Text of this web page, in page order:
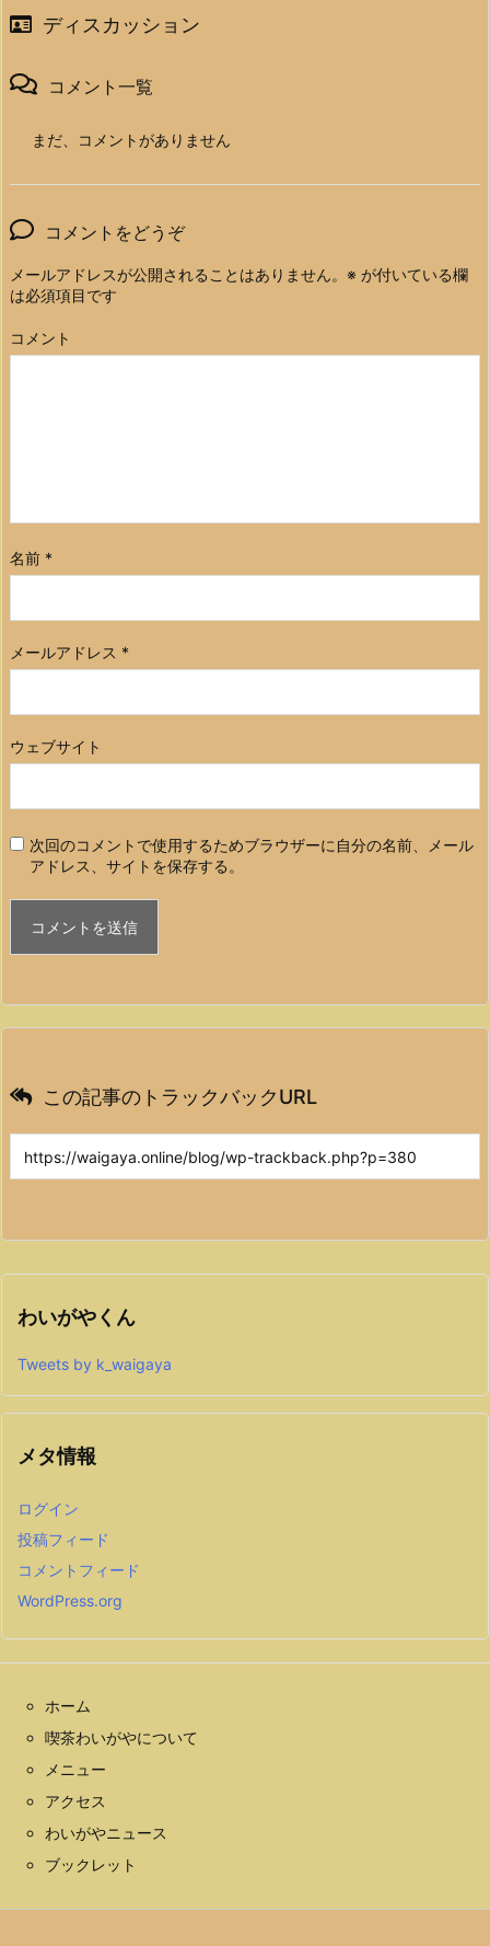
ディスカッション
コメント一覧
まだ、コメントがありません
コメントをどうぞ
メールアドレスが公開されることはありません。 ※ が付いている欄
は必須項目です
コメント
名前 *
メールアドレス *
ウェブサイト
次回のコメントで使用するためブラウザーに自分の名前、メール
アドレス、サイトを保存する。
この記事のトラックバックURL
わいがやくん
Tweets by k_waigaya
メタ情報
ログイン
投稿フィード
コメントフィード
WordPress.org
ホーム
喫茶わいがやについて
メニュー
アクセス
わいがやニュース
ブックレット